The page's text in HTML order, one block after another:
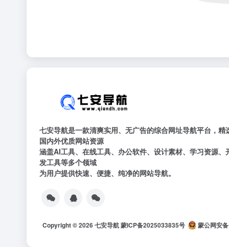
七安导航是一款清爽实用、无广告的综合网址导航平台，精
国内外优质网站资源
涵盖AI工具、在线工具、办公软件、设计素材、学习资源、
发工具等多个领域
为用户提供快速、便捷、纯净的网站导航。
Copyright © 2026七安导航蒙ICP备2025033835号 蒙公网安